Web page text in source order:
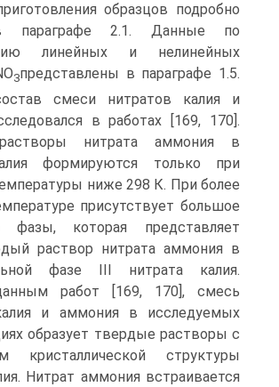
образцов подробно
параграфе 2.1. Данные по
линейных и нелинейных
3представлены в параграфе 1.5.
смеси нитратов калия и
в работах [169, 170].
нитра­та аммония в
формируются только при
ниже 298 К. При более
присутствует большое
фазы, которая представляет
раствор нитрата аммония в
фазе III нитрата калия.
работ [169, 170], смесь
и аммония в исследуемых
образует твердые растворы с
кристаллической структуры
Нитрат аммония встраивается